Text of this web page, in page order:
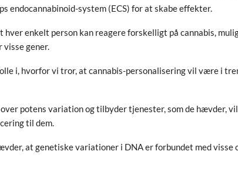
endocannabinoid-system (ECS) for at skabe effekter.
hver enkelt person kan reagere forskelligt på cannabis,
visse gener.
i, hvorfor vi tror, ​​at cannabis-personalisering vil være i
potens variation og tilbyder tjenester, som de hævder,
til dem.
at genetiske variationer i DNA er forbundet med visse